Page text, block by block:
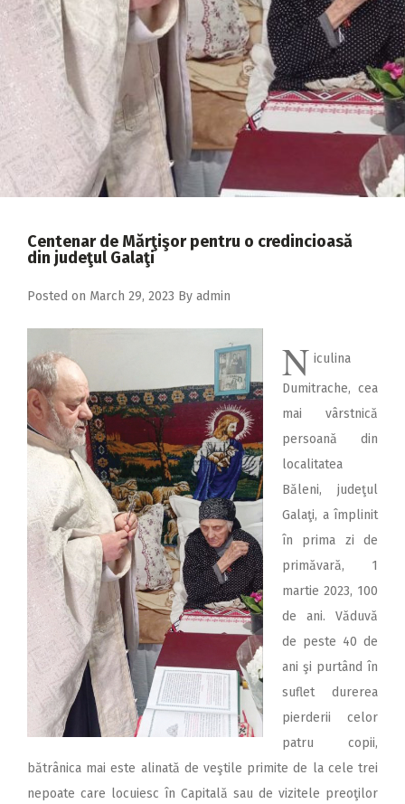
2018
2017
2016
2015
2014
2013
2011
Centenar de Mărţişor pentru o credincioasă
din judeţul Galaţi
Posted on March 29, 2023 By admin
N iculina
Dumitrache, cea
mai vârstnică
persoană din
localitatea
Băleni, judeţul
Galaţi, a împlinit
în prima zi de
primăvară, 1
martie 2023, 100
de ani. Văduvă
de peste 40 de
ani şi purtând în
suflet durerea
pierderii celor
patru copii,
bătrânica mai este alinată de veştile primite de la cele trei
nepoate care locuiesc în Capitală sau de vizitele preoţilor